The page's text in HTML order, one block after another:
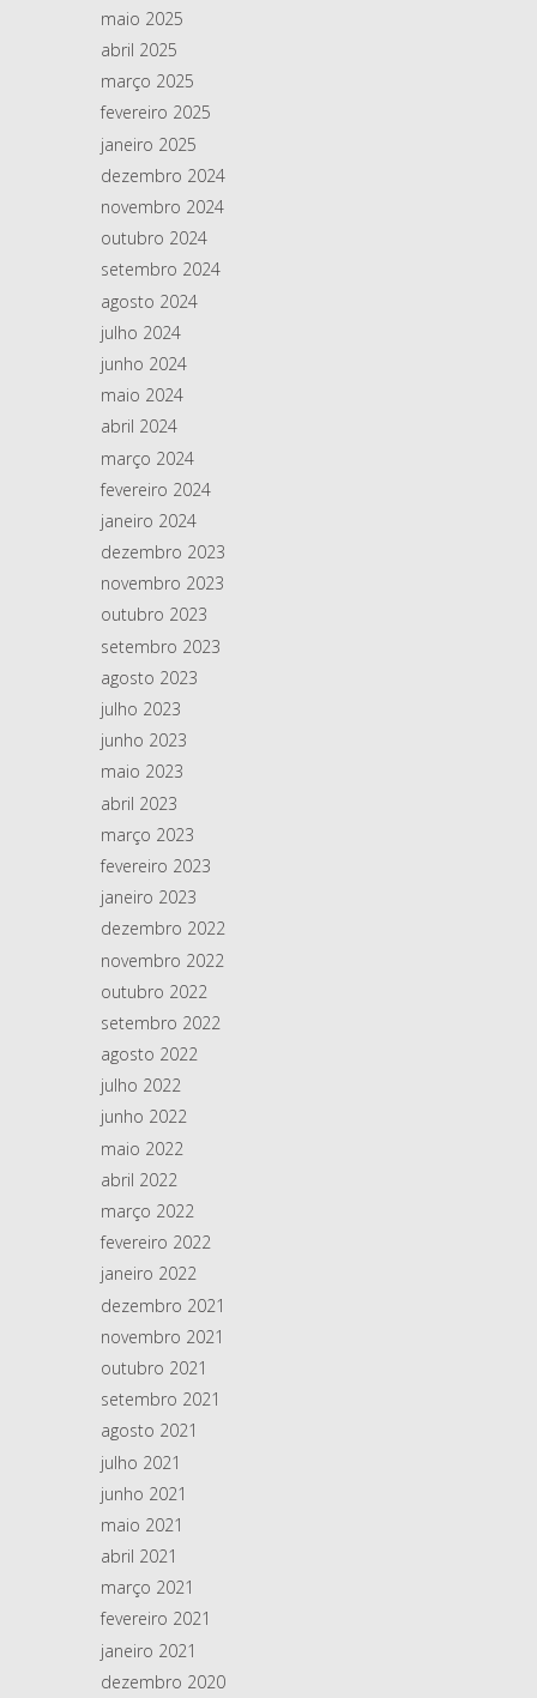
maio 2025
abril 2025
março 2025
fevereiro 2025
janeiro 2025
dezembro 2024
novembro 2024
outubro 2024
setembro 2024
agosto 2024
julho 2024
junho 2024
maio 2024
abril 2024
março 2024
fevereiro 2024
janeiro 2024
dezembro 2023
novembro 2023
outubro 2023
setembro 2023
agosto 2023
julho 2023
junho 2023
maio 2023
abril 2023
março 2023
fevereiro 2023
janeiro 2023
dezembro 2022
novembro 2022
outubro 2022
setembro 2022
agosto 2022
julho 2022
junho 2022
maio 2022
abril 2022
março 2022
fevereiro 2022
janeiro 2022
dezembro 2021
novembro 2021
outubro 2021
setembro 2021
agosto 2021
julho 2021
junho 2021
maio 2021
abril 2021
março 2021
fevereiro 2021
janeiro 2021
dezembro 2020